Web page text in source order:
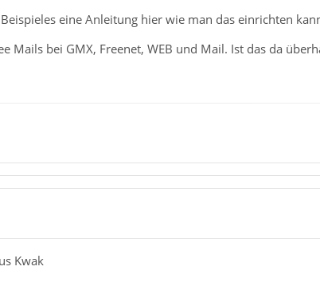
eine Anleitung hier wie man das einrichten
Mails bei GMX, Freenet, WEB und Mail. Ist das da
Kwak